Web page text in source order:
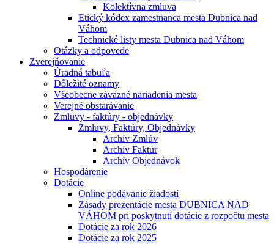
Kolektívna zmluva
Etický kódex zamestnanca mesta Dubnica nad
Váhom
Technické listy mesta Dubnica nad Váhom
Otázky a odpovede
Zverejňovanie
Úradná tabuľa
Dôležité oznamy
Všeobecne záväzné nariadenia mesta
Verejné obstarávanie
Zmluvy - faktúry - objednávky
Zmluvy, Faktúry, Objednávky
Archív Zmlúv
Archív Faktúr
Archív Objednávok
Hospodárenie
Dotácie
Online podávanie žiadostí
Zásady prezentácie mesta DUBNICA NAD
VÁHOM pri poskytnutí dotácie z rozpočtu mesta
Dotácie za rok 2026
Dotácie za rok 2025